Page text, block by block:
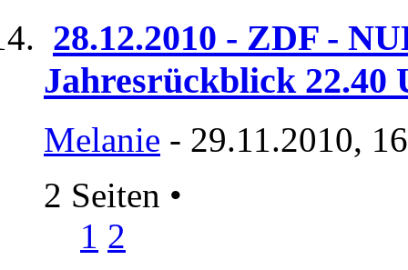
28.12.2010 - ZDF -
Jahresrückblick 22.40
Melanie - 29.11.2010,
2 Seiten •
1 2